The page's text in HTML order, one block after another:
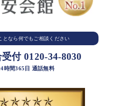
となら何でもご相談ください
付 0120-34-8030
時間365日 通話無料